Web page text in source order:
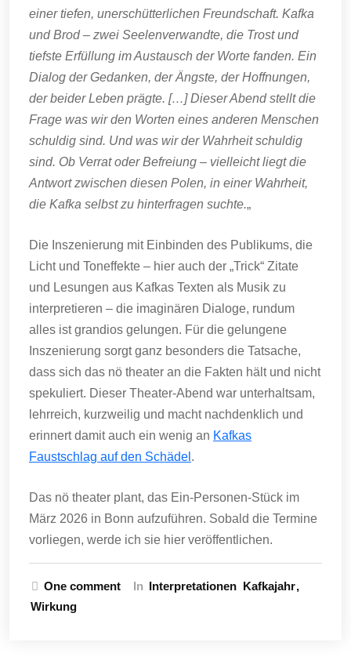
einer tiefen, unerschütterlichen Freundschaft. Kafka
und Brod – zwei Seelenverwandte, die Trost und
tiefste Erfüllung im Austausch der Worte fanden. Ein
Dialog der Gedanken, der Ängste, der Hoffnungen,
der beider Leben prägte. […] Dieser Abend stellt die
Frage was wir den Worten eines anderen Menschen
schuldig sind. Und was wir der Wahrheit schuldig
sind. Ob Verrat oder Befreiung – vielleicht liegt die
Antwort zwischen diesen Polen, in einer Wahrheit,
die Kafka selbst zu hinterfragen suchte.„
Die Inszenierung mit Einbinden des Publikums, die
Licht und Toneffekte – hier auch der „Trick“ Zitate
und Lesungen aus Kafkas Texten als Musik zu
interpretieren – die imaginären Dialoge, rundum
alles ist grandios gelungen. Für die gelungene
Inszenierung sorgt ganz besonders die Tatsache,
dass sich das nö theater an die Fakten hält und nicht
spekuliert. Dieser Theater-Abend war unterhaltsam,
lehrreich, kurzweilig und macht nachdenklich und
erinnert damit auch ein wenig an Kafkas
Faustschlag auf den Schädel .
Das nö theater plant, das Ein-Personen-Stück im
März 2026 in Bonn aufzuführen. Sobald die Termine
vorliegen, werde ich sie hier veröffentlichen.
One comment In Interpretationen Kafkajahr
Wirkung